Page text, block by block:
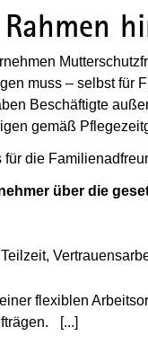
muss – selbst für
Beschäftigte
gemäß
die
über die
flexiblen
[...]